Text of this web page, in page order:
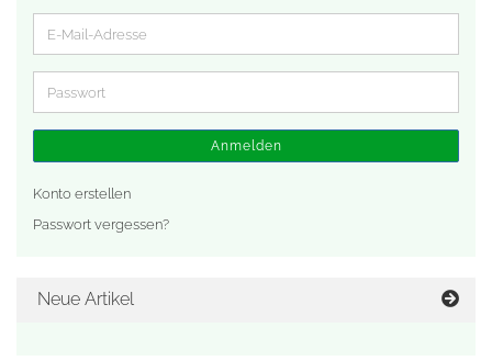
E-
Mail-
Adresse
Passwort
Anmelden
Konto erstellen
Passwort vergessen?
Neue Artikel